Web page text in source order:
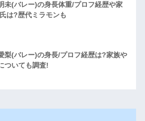
未(バレー)の身長体重/プロフ経歴や家
は?歴代ミラモンも
梨(バレー)の身長/プロフ経歴は?家族や
ついても調査!